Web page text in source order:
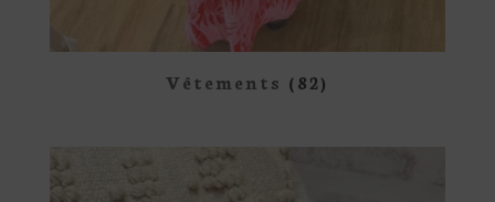
Vêtements (82)